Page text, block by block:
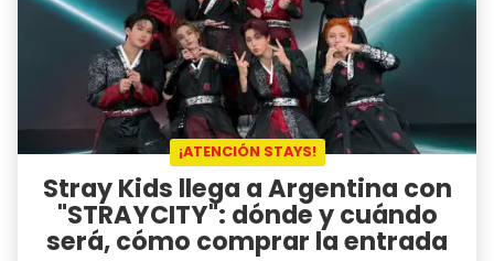
¡ATENCIÓN STAYS!
Stray Kids llega a Argentina con
"STRAYCITY": dónde y cuándo
será, cómo comprar la entrada